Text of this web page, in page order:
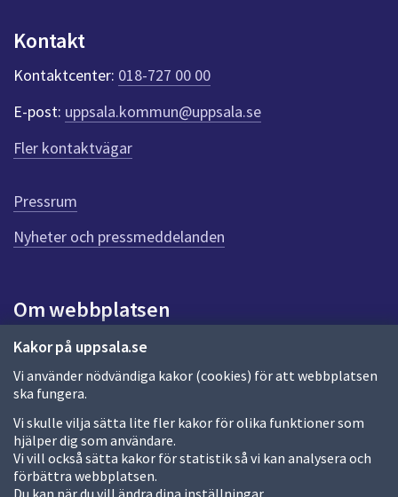
Kakor på uppsala.se
Vi använder nödvändiga kakor (cookies) för att webbplatsen
ska fungera.
Vi skulle vilja sätta lite fler kakor för olika funktioner som
hjälper dig som användare.
Vi vill också sätta kakor för statistik så vi kan analysera och
förbättra webbplatsen.
Du kan när du vill ändra dina inställningar.
k
t
e
r
f
ö
r
e
n
n
a
d
a
Kontakt
Kontaktcenter: 018-727 00 00
E-post: uppsala.kommun@uppsala.se
Fler kontaktvägar
Pressrum
Nyheter och pressmeddelanden
Om webbplatsen
Om webbplatsen
Allmänna handlingar och diarium
Behandling av personuppgifter
Kakor
Språk (other languages)